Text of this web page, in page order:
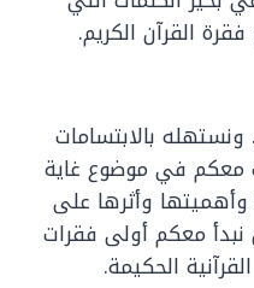
القرآن الكريم.
ونستهله بالابتسامات
معكم في موضوع غاية
وأثرها على
نبدأ معكم أولى فقرات
الحكيمة.